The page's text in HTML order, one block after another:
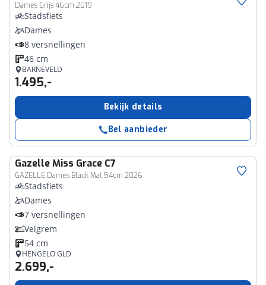
Dames Grijs 46cm 2019
Stadsfiets
Dames
8 versnellingen
46 cm
BARNEVELD
1.495,-
Bekijk details
Bel aanbieder
GazelleMiss Grace C7
GAZELLE Dames Black Mat 54cm 2026
Stadsfiets
Dames
7 versnellingen
Velgrem
54 cm
HENGELO GLD
2.699,-